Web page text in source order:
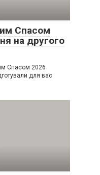
Спасом
на другого
Спасом 2026
для вас